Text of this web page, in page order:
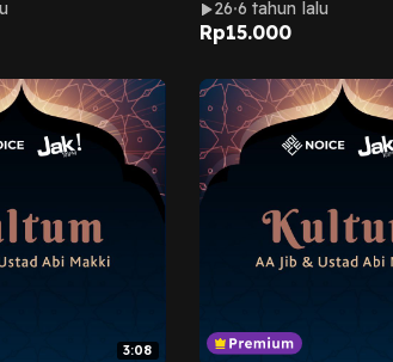
26 6 tahun lalu
Rp15.000
3:08